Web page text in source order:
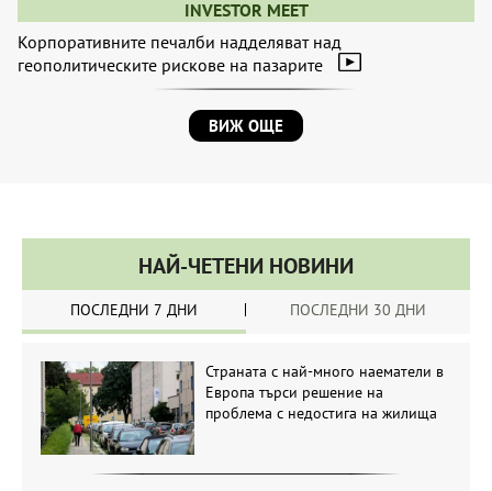
INVESTOR MEET
Корпоративните печалби надделяват над
геополитическите рискове на пазарите
ВИЖ ОЩЕ
НАЙ-ЧЕТЕНИ НОВИНИ
ПОСЛЕДНИ 7 ДНИ ПОСЛЕДНИ 30 ДНИ
Страната с най-много наематели в
Европа търси решение на
проблема с недостига на жилища